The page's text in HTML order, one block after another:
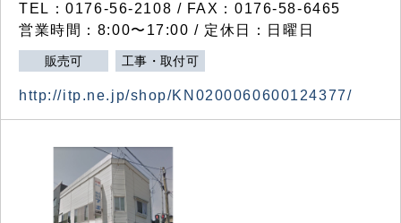
TEL：0176-56-2108 / FAX：0176-58-6465
営業時間：8:00〜17:00 / 定休日：日曜日
販売可 工事・取付可
http://itp.ne.jp/shop/KN0200060600124377/